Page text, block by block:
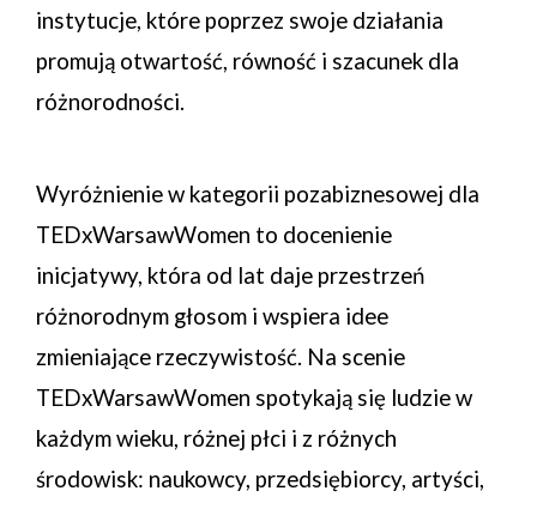
instytucje, które poprzez swoje działania
promują otwartość, równość i szacunek dla
różnorodności.
Wyróżnienie w kategorii pozabiznesowej dla
TEDxWarsawWomen to docenienie
inicjatywy, która od lat daje przestrzeń
różnorodnym głosom i wspiera idee
zmieniające rzeczywistość. Na scenie
TEDxWarsawWomen spotykają się ludzie w
każdym wieku, różnej płci i z różnych
środowisk: naukowcy, przedsiębiorcy, artyści,